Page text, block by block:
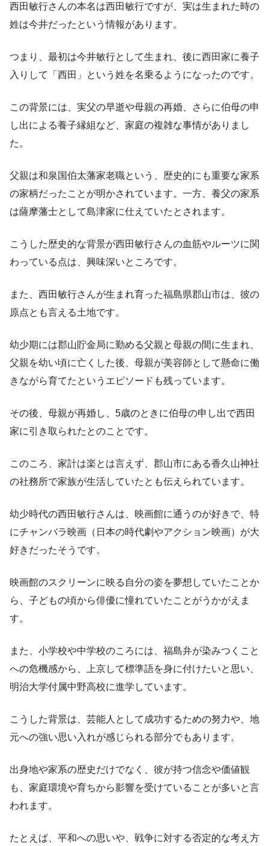
西田敏行さんの本名は西田敏行ですが、実は生まれた時の
姓は今井だったという情報があります。
つまり、最初は今井敏行として生まれ、後に西田家に養子
入りして「西田」という姓を名乗るようになったのです。
この背景には、実父の早逝や母親の再婚、さらに伯母の申
し出による養子縁組など、家庭の複雑な事情がありまし
た。
父親は和泉国伯太藩家老職という、歴史的にも重要な家系
の家柄だったことが明かされています。一方、養父の家系
は薩摩藩士として島津家に仕えていたとされます。
こうした歴史的な背景が西田敏行さんの血筋やルーツに関
わっている点は、興味深いところです。
また、西田敏行さんが生まれ育った福島県郡山市は、彼の
原点とも言える土地です。
幼少期には郡山貯金局に勤める父親と母親の間に生まれ、
父親を幼い頃に亡くした後、母親が美容師として懸命に働
きながら育てたというエピソードも残っています。
その後、母親が再婚し、5歳のときに伯母の申し出で西田
家に引き取られたとのことです。
このころ、家計は楽とは言えず、郡山市にある香久山神社
の社務所で家族が生活していたとも伝えられています。
幼少時代の西田敏行さんは、映画館に通うのが好きで、特
にチャンバラ映画（日本の時代劇やアクション映画）が大
好きだったそうです。
映画館のスクリーンに映る自分の姿を夢想していたことか
ら、子どもの頃から俳優に憧れていたことがうかがえま
す。
また、小学校や中学校のころには、福島弁が染みつくこと
への危機感から、上京して標準語を身に付けたいと思い、
明治大学付属中野高校に進学しています。
こうした背景は、芸能人として成功するための努力や、地
元への強い思い入れが感じられる部分でもあります。
出身地や家系の歴史だけでなく、彼が持つ信念や価値観
も、家庭環境や育ちから影響を受けていることが多いと言
われます。
たとえば、平和への思いや、戦争に対する否定的な考え方